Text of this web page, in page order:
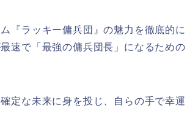
『ラッキー傭兵団』の魅力を徹底的に
速で「最強の傭兵団長」になるための
定な未来に身を投じ、自らの手で幸運